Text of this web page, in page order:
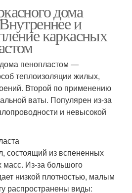
дома
и
каркасных
пенопластом —
теплоизоляции жилых,
Второй по применению
ваты. Популярен из-за
и невысокой
состоящий из вспененных
масс. Из-за большого
низкой плотностью, малым
распространены виды: